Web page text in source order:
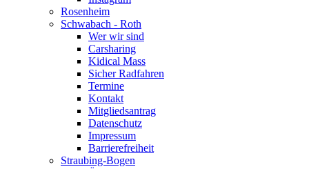
Rosenheim
Schwabach - Roth
Wer wir sind
Carsharing
Kidical Mass
Sicher Radfahren
Termine
Kontakt
Mitgliedsantrag
Datenschutz
Impressum
Barrierefreiheit
Straubing-Bogen